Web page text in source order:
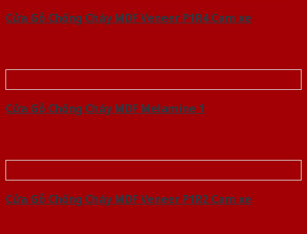
Cửa Gỗ Chống Cháy MDF Veneer P1R4 Cam xe
Cửa Gỗ Chống Cháy MDF Melamine 1
Cửa Gỗ Chống Cháy MDF Veneer P1R2 Cam xe